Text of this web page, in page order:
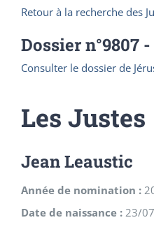
Retour à la recherche des
Dossier n°9807
Consulter le dossier de
Les Justes
Jean Leaustic
Année de nomination :
Date de naissance : 23/